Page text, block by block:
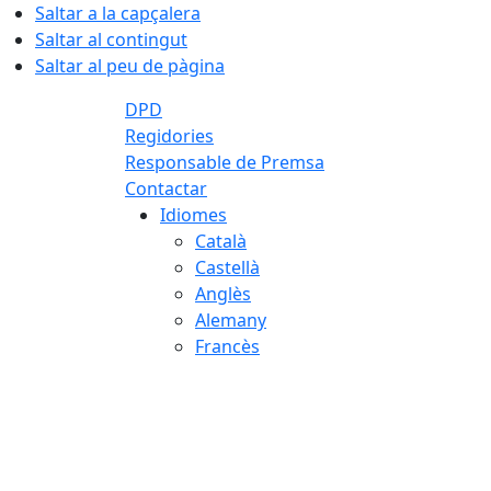
Saltar a la capçalera
Saltar al contingut
Saltar al peu de pàgina
DPD
Regidories
Responsable de Premsa
Contactar
Idiomes
Català
Castellà
Anglès
Alemany
Francès